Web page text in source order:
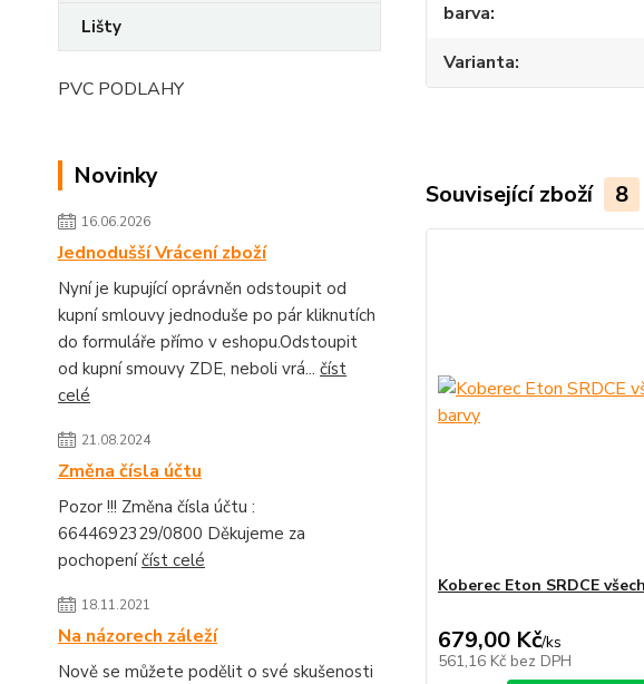
Lišty
PVC PODLAHY
Novinky
16.06.2026
Jednodušší Vrácení zboží
Nyní je kupující oprávněn odstoupit od
kupní smlouvy jednoduše po pár kliknutích
do formuláře přímo v eshopu.Odstoupit
od kupní smouvy ZDE, neboli vrá... číst
celé
21.08.2024
Změna čísla účtu
Pozor !!! Změna čísla účtu :
6644692329/0800 Děkujeme za
pochopeníčíst celé
18.11.2021
Na názorech záleží
Nově se můžete podělit o své skušenosti
barva
Varianta
Související zboží 8
Koberec Eton SRDCE
679,00 Kč/ks
561,16 Kč bez DPH